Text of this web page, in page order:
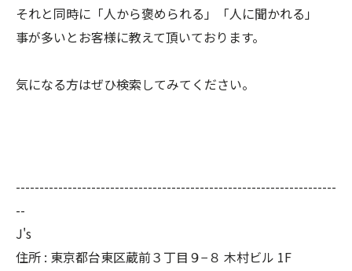
それと同時に「人から褒められる」「人に聞かれる」
事が多いとお客様に教えて頂いております。
気になる方はぜひ検索してみてください。
--------------------------------------------------------------------
--
J's
住所 : 東京都台東区蔵前３丁目９−８ 木村ビル 1F